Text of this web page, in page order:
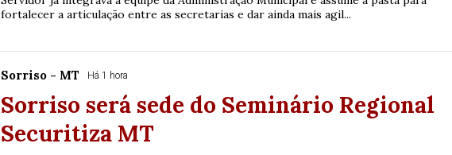
fortalecer a articulação entre as secretarias e dar ainda mais agil...
Sorriso - MT Há 1 hora
Sorriso será sede do Seminário Regional
Securitiza MT